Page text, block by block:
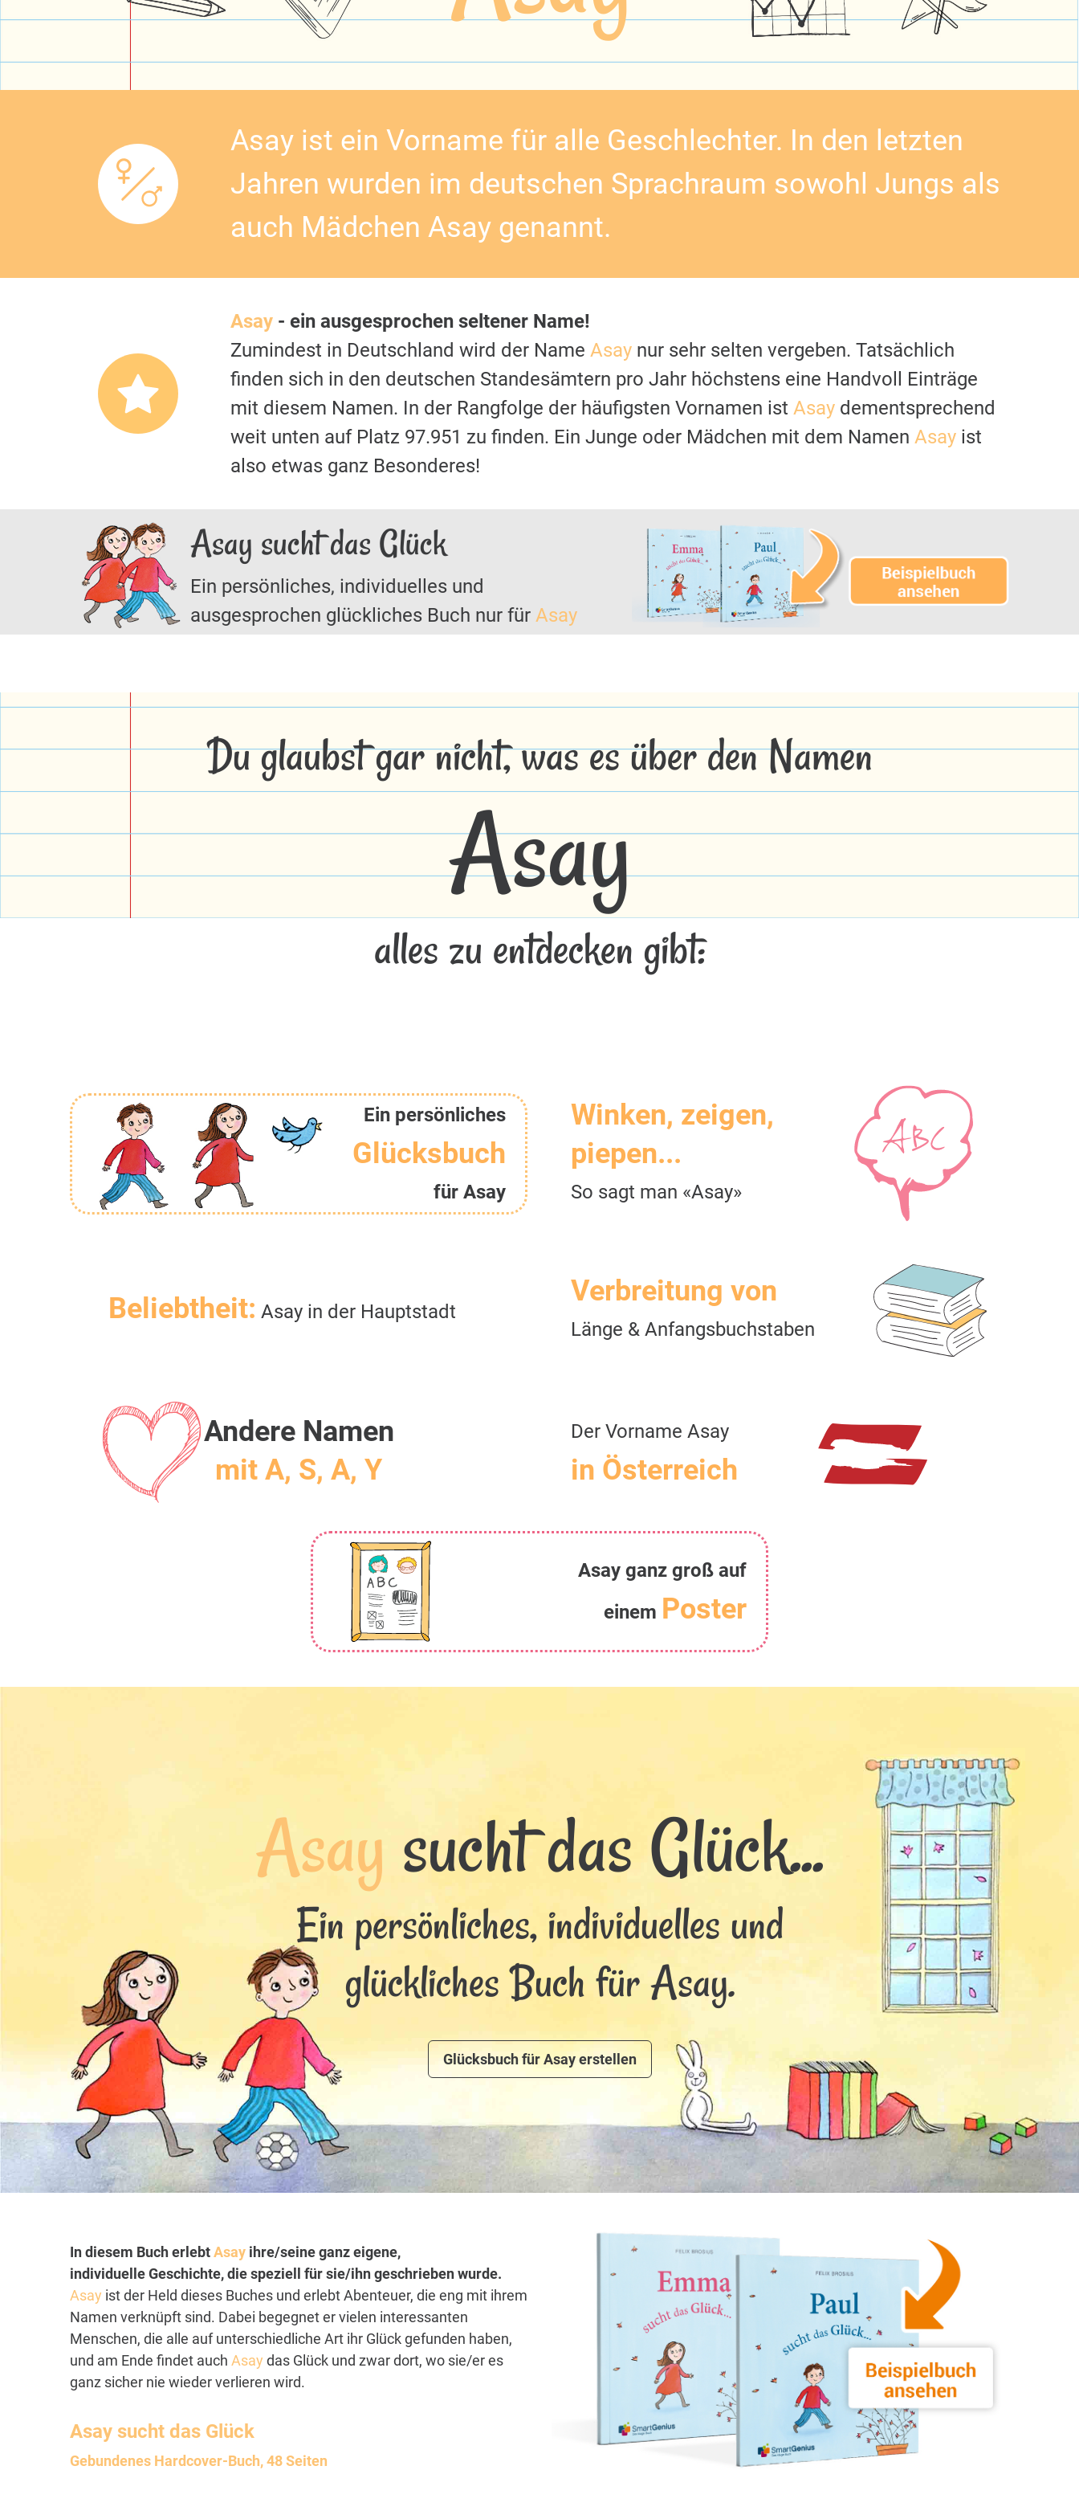
Asay ist ein Vorname für alle Geschlechter. In den letzten
Jahren wurden im deutschen Sprachraum sowohl Jungs als
auch Mädchen Asay genannt.
Asay - ein ausgesprochen seltener Name!
Zumindest in Deutschland wird der Name Asay nur sehr selten vergeben. Tatsächlich
finden sich in den deutschen Standesämtern pro Jahr höchstens eine Handvoll Einträge
mit diesem Namen. In der Rangfolge der häufigsten Vornamen ist Asay dementsprechend
weit unten auf Platz 97.951 zu finden. Ein Junge oder Mädchen mit dem Namen Asay ist
also etwas ganz Besonderes!
Asay sucht das Glück
Ein persönliches, individuelles und
ausgesprochen glückliches Buch nur für Asay
Du glaubst gar nicht, was es über den Namen
Asay
alles zu entdecken gibt:
Ein persönliches
Glücksbuch
für Asay
Winken, zeigen,
piepen...
So sagt man «Asay»
Beliebtheit: Asay in der Hauptstadt
Verbreitung von
Länge & Anfangsbuchstaben
Andere Namen
mit A, S, A, Y
Der Vorname Asay
in Österreich
Asay ganz groß auf
einem Poster
Asay sucht das Glück...
Ein persönliches, individuelles und
glückliches Buch für Asay.
Glücksbuch für Asay erstellen
In diesem Buch erlebtAsay ihre/seine ganz eigene,
individuelle Geschichte, die speziell für sie/ihn geschrieben wurde.
Asay ist der Held dieses Buches und erlebt Abenteuer, die eng mit ihrem
Namen verknüpft sind. Dabei begegnet er vielen interessanten
Menschen, die alle auf unterschiedliche Art ihr Glück gefunden haben,
und am Ende findet auch Asay das Glück und zwar dort, wo sie/er es
ganz sicher nie wieder verlieren wird.
Asay sucht das Glück
Gebundenes Hardcover-Buch, 48 Seiten